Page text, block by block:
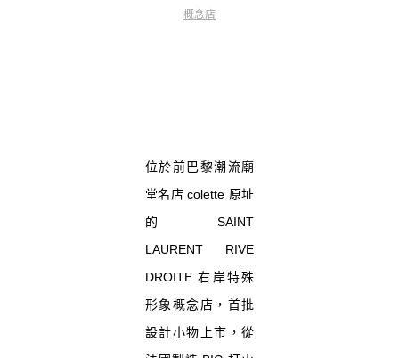
概念店
位於前巴黎潮流廟
堂名店 colette 原址
的 SAINT
LAURENT RIVE
DROITE 右岸特殊
形象概念店，首批
設計小物上市，從